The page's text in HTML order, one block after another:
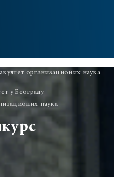
организационих наука
у Београду
наука